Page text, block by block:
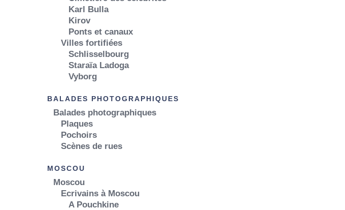
Karl Bulla
Kirov
Ponts et canaux
Villes fortifiées
Schlisselbourg
Staraïa Ladoga
Vyborg
BALADES PHOTOGRAPHIQUES
Balades photographiques
Plaques
Pochoirs
Scènes de rues
MOSCOU
Moscou
Ecrivains à Moscou
A Pouchkine